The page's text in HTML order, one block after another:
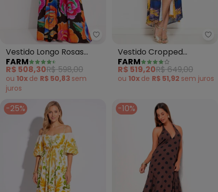
Farm - Vestido Longo Rosas
Vestido Longo Rosas
Pintadas (Marrom)
FARM
R$ 508,30R$ 598,00
ou 10x de R$ 50,83 sem
juros
Vestido Cropped
Sossego em Poliamida
(Estampado)
FARM
R$ 519,20R$ 649,00
ou 10x de R$ 51,92 sem juros
-25% -10%